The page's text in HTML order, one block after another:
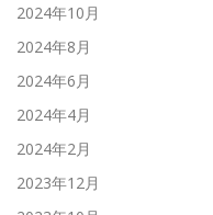
2024年10月
2024年8月
2024年6月
2024年4月
2024年2月
2023年12月